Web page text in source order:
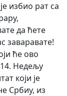
избио рат са
да ћете
заваравате!
ће ово
Недељу
који је
Србиу, из